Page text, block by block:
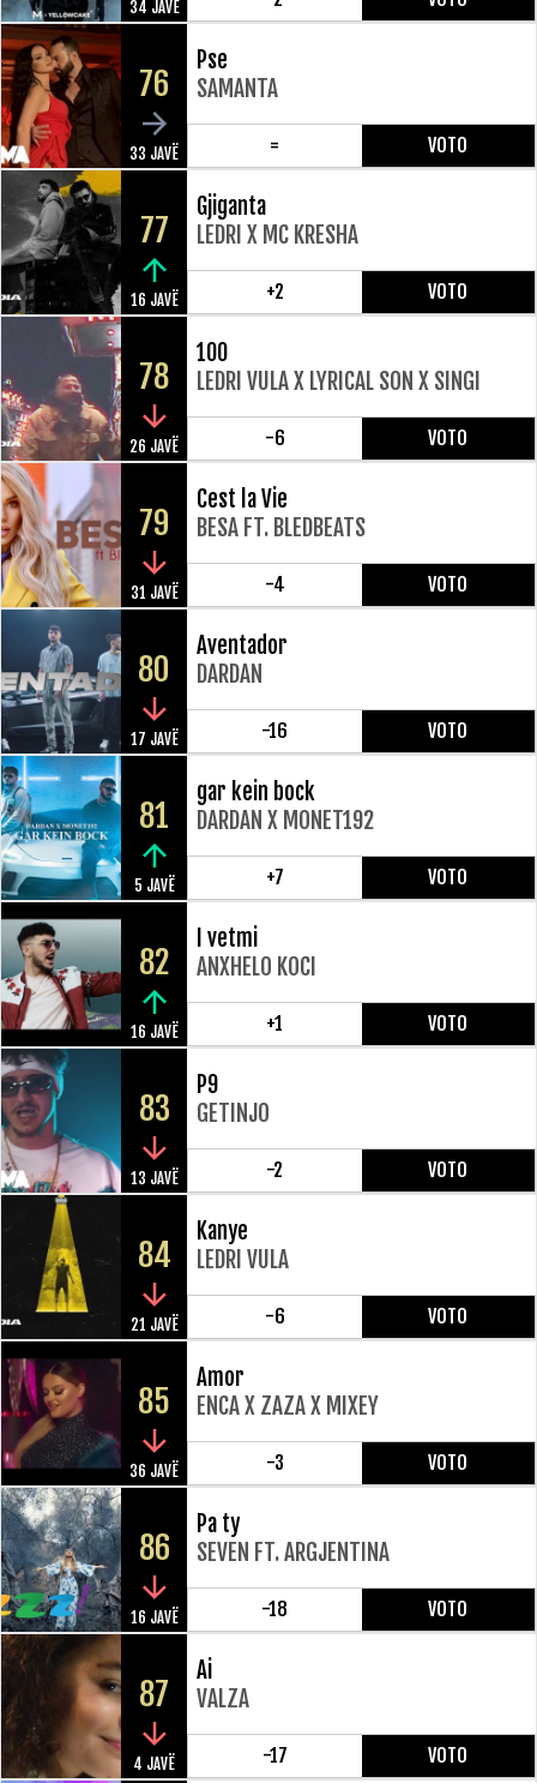
34 JAVË
76
33 JAVË
Pse
SAMANTA
= VOTO
77
16 JAVË
Gjiganta
LEDRI X MC KRESHA
+2 VOTO
78
26 JAVË
100
LEDRI VULA X LYRICAL SON X SINGI
-6 VOTO
79
31 JAVË
Cest la Vie
BESA FT. BLEDBEATS
-4 VOTO
80
17 JAVË
Aventador
DARDAN
-16 VOTO
81
5 JAVË
gar kein bock
DARDAN X MONET192
+7 VOTO
82
16 JAVË
I vetmi
ANXHELO KOCI
+1 VOTO
83
13 JAVË
P9
GETINJO
-2 VOTO
84
21 JAVË
Kanye
LEDRI VULA
-6 VOTO
85
36 JAVË
Amor
ENCA X ZAZA X MIXEY
-3 VOTO
86
16 JAVË
Pa ty
SEVEN FT. ARGJENTINA
-18 VOTO
87
4 JAVË
Ai
VALZA
-17 VOTO